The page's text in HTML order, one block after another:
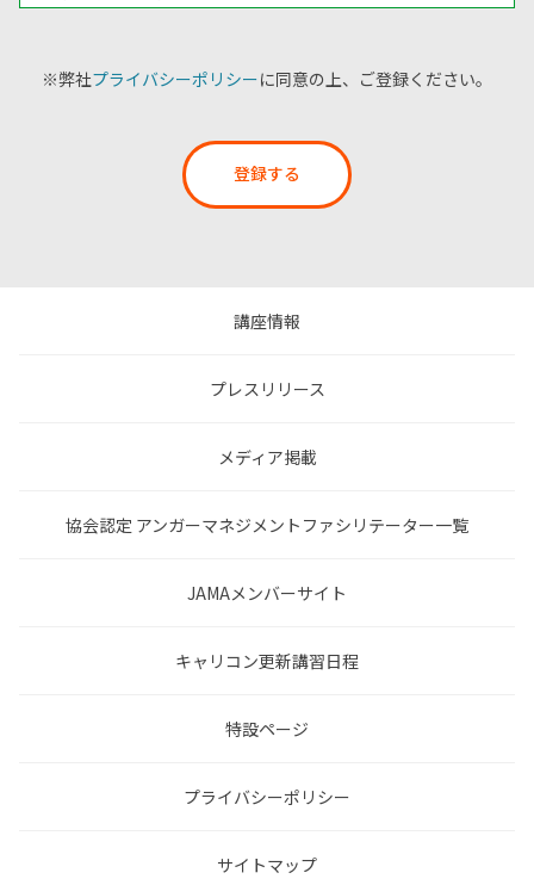
※弊社プライバシーポリシーに同意の上、ご登録ください。
登録する
講座情報
プレスリリース
メディア掲載
協会認定 アンガーマネジメントファシリテーター一覧
JAMAメンバーサイト
キャリコン更新講習日程
特設ページ
プライバシーポリシー
サイトマップ